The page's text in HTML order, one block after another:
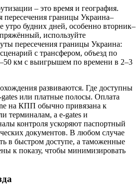
– это время и география.
пересечения границы Украина–
утро будних дней, особенно вторник–
используйте
пересечения границы Украина:
с трансфером, объезд по
км с выигрышем по времени в 2–3
развиваются. Где доступны
или платные полосы. Оплата
на КПП обычно привязана к
терминалам, а e‑gates и
контроля ускоряют паспортный
документов. В любом случае
в быстром доступе, а таможенные
к показу, чтобы минимизировать